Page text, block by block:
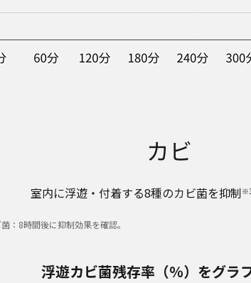
カビ
室内に浮遊・付着する8種のカビ菌を抑制
：8時間後に抑制効果を確認。
浮遊カビ菌残存率（％）をグラ